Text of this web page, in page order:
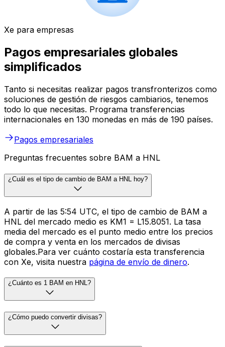
Xe para empresas
Pagos empresariales globales
simplificados
Tanto si necesitas realizar pagos transfronterizos como
soluciones de gestión de riesgos cambiarios, tenemos
todo lo que necesitas. Programa transferencias
internacionales en 130 monedas en más de 190 países.
Pagos empresariales
Preguntas frecuentes sobre BAM a HNL
¿Cuál es el tipo de cambio de BAM a HNL hoy?
A partir de las 5:54 UTC, el tipo de cambio de BAM a
HNL del mercado medio es KM1 = L15.8051. La tasa
media del mercado es el punto medio entre los precios
de compra y venta en los mercados de divisas
globales.Para ver cuánto costaría esta transferencia
con Xe, visita nuestra página de envío de dinero.
¿Cuánto es 1 BAM en HNL?
¿Cómo puedo convertir divisas?